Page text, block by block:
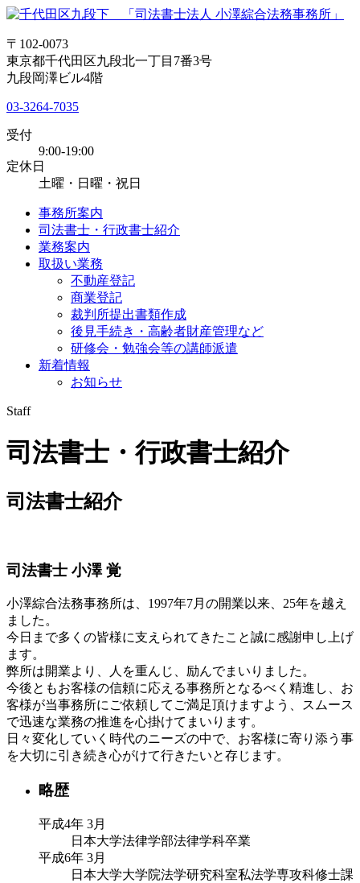
〒102-0073
東京都千代田区九段北一丁目7番3号
九段岡澤ビル4階
03-3264-7035
受付
9:00-19:00
定休日
土曜・日曜・祝日
事務所案内
司法書士・行政書士紹介
業務案内
取扱い業務
不動産登記
商業登記
裁判所提出書類作成
後見手続き・高齢者財産管理など
研修会・勉強会等の講師派遣
新着情報
お知らせ
Staff
司法書士・行政書士紹介
司法書士紹介
司法書士 小澤 覚
小澤綜合法務事務所は、1997年7月の開業以来、25年を越え
ました。
今日まで多くの皆様に支えられてきたこと誠に感謝申し上げ
ます。
弊所は開業より、人を重んじ、励んでまいりました。
今後ともお客様の信頼に応える事務所となるべく精進し、お
客様が当事務所にご依頼してご満足頂けますよう、スムース
で迅速な業務の推進を心掛けてまいります。
日々変化していく時代のニーズの中で、お客様に寄り添う事
を大切に引き続き心がけて行きたいと存じます。
略歴
平成4年 3月
日本大学法律学部法律学科卒業
平成6年 3月
日本大学大学院法学研究科室私法学専攻科修士課